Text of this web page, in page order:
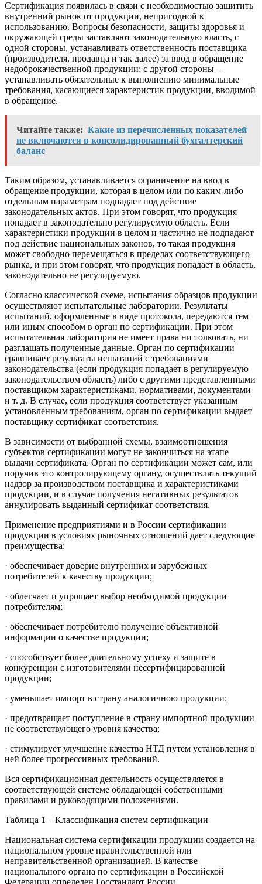
Сертификация появилась в связи с необходимостью защитить
внутренний рынок от продукции, непригодной к
использованию. Вопросы безопасности, защиты здоровья и
окружающей среды заставляют законодательную власть, с
одной стороны, устанавливать ответственность поставщика
(производителя, продавца и так далее) за ввод в обращение
недоброкачественной продукции; с другой стороны –
устанавливать обязательные к выполнению минимальные
требования, касающиеся характеристик продукции, вводимой
в обращение.
Читайте также: Какие из перечисленных показателей
не включаются в консолидированный бухгалтерский
баланс
Таким образом, устанавливается ограничение на ввод в
обращение продукции, которая в целом или по каким-либо
отдельным параметрам подпадает под действие
законодательных актов. При этом говорят, что продукция
попадает в законодательно регулируемую область. Если
характеристики продукции в целом и частично не подпадают
под действие национальных законов, то такая продукция
может свободно перемещаться в пределах соответствующего
рынка, и при этом говорят, что продукция попадает в область,
законодательно не регулируемую.
Согласно классической схеме, испытания образцов продукции
осуществляют испытательные лаборатории. Результаты
испытаний, оформленные в виде протокола, передаются тем
или иным способом в орган по сертификации. При этом
испытательная лаборатория не имеет права ни толковать, ни
разглашать полученные данные. Орган по сертификации
сравнивает результаты испытаний с требованиями
законодательства (если продукция попадает в регулируемую
законодательством область) либо с другими представленными
поставщиком характеристиками, нормативами, документами
и т. д. В случае, если продукция соответствует указанным
установленным требованиям, орган по сертификации выдает
поставщику сертификат соответствия.
В зависимости от выбранной схемы, взаимоотношения
субъектов сертификации могут не закончиться на этапе
выдачи сертификата. Орган по сертификации может сам, или
поручив это контролирующему органу, осуществлять текущий
надзор за производством поставщика и характеристиками
продукции, и в случае получения негативных результатов
аннулировать выданный сертификат соответствия.
Применение предприятиями и в России сертификации
продукции в условиях рыночных отношений дает следующие
преимущества:
· обеспечивает доверие внутренних и зарубежных
потребителей к качеству продукции;
· облегчает и упрощает выбор необходимой продукции
потребителям;
· обеспечивает потребителю получение объективной
информации о качестве продукции;
· способствует более длительному успеху и защите в
конкуренции с изготовителями несертифицированной
продукции;
· уменьшает импорт в страну аналогичною продукции;
· предотвращает поступление в страну импортной продукции
не соответствующего уровня качества;
· стимулирует улучшение качества НТД путем установления в
ней более прогрессивных требований.
Вся сертификационная деятельность осуществляется в
соответствующей системе обладающей собственными
правилами и руководящими положениями.
Таблица 1 – Классификация систем сертификации
Национальная система сертификации продукции создается на
национальном уровне правительственной или
неправительственной организацией. В качестве
национального органа по сертификации в Российской